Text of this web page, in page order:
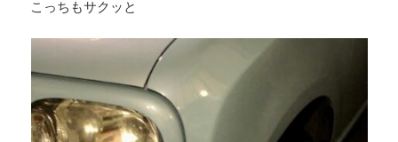
こっちもサクッと